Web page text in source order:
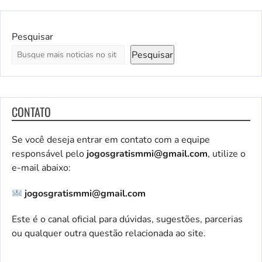
Pesquisar
Pesquisar
CONTATO
Se você deseja entrar em contato com a equipe
responsável pelo jogosgratismmi@gmail.com, utilize o
e-mail abaixo:
jogosgratismmi@gmail.com
Este é o canal oficial para dúvidas, sugestões, parcerias
ou qualquer outra questão relacionada ao site.